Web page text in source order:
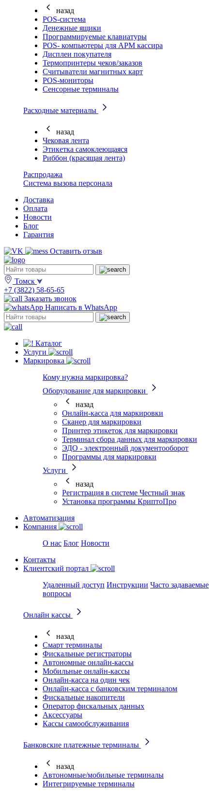
назад
POS-система
Денежные ящики
Программируемые клавиатуры
POS- компьютеры для АРМ кассира
Дисплеи покупателя
Термопринтеры чеков/заказов
Считыватели магнитных карт
POS-мониторы
Сенсорные терминалы
Расходные материалы
назад
Чековая лента
Этикетка самоклеющаяся
Риббон (красящая лента)
Распродажа
Система вызова персонала
Доставка
Оплата
Новости
Блог
Гарантия
Оставить отзыв
Томск
+7 (3822) 58-65-65
Заказать звонок
Написать в WhatsApp
Каталог
Услуги
Маркировка
Кому нужна маркировка?
Оборудование для маркировки
назад
Онлайн-касса для маркировки
Сканер для маркировки
Принтер этикеток для маркировки
Терминал сбора данных для маркировки
ЭДО - электронный документооборот
Программы для маркировки
Услуги
назад
Регистрация в системе Честный знак
Установка программы КриптоПро
Автоматизация
Компания
О нас Блог Новости
Контакты
Клиентский портал
Удаленный доступ Инструкции Часто задаваемые
вопросы
Онлайн кассы
назад
Смарт терминалы
Фискальные регистраторы
Автономные онлайн-кассы
Мобильные онлайн-кассы
Онлайн-касса на один чек
Онлайн-касса с банковским терминалом
Фискальные накопители
Оператор фискальных данных
Аксессуары
Кассы самообслуживания
Банковские платежные терминалы
назад
Автономные/мобильные терминалы
Интегрируемые терминалы